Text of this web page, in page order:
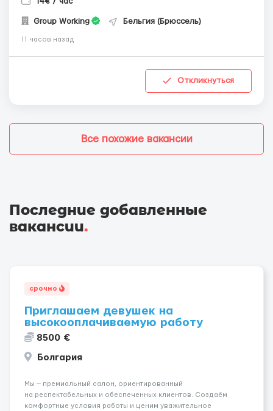
Group Working Бельгия (Брюссель)
11 часов назад
Откликнуться
Все похожие вакансии
Последние добавленные
вакансии.
срочно
Приглашаем девушек на
высокооплачиваемую работу
8500 €
Болгария
Мы — премиальный салон, ориентированный
на респектабельных и обеспеченных клиентов. Создаём
комфортные условия работы и ценим уважительное